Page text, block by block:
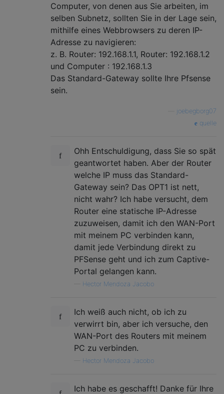
Computer, von denen aus Sie arbeiten, im
selben Subnetz, sollten Sie in der Lage sein,
mithilfe eines Webbrowsers zu deren IP-
Adresse zu navigieren:
z. B. Router: 192.168.1.1, Router: 192.168.1.2
und Computer : 192.168.1.3
Das Standard-Gateway sollte Ihre Pfsense
sein.
joebegborg07
quelle
Ohh Entschuldigung, dass Sie so spät
geantwortet haben. Aber der Router
welche IP muss das Standard-
Gateway sein? Das OPT1 ist nett,
nicht wahr? Ich habe versucht, dem
Router eine statische IP-Adresse
zuzuweisen, damit ich den WAN-Port
mit meinem PC verbinden kann,
damit jede Verbindung direkt zu
PFSense geht und ich zum Captive-
Portal gelangen kann.
Hector Mendoza Jacobo
Ich weiß auch nicht, ob ich zu
verwirrt bin, aber ich versuche, den
WAN-Port des Routers mit meinem
PC zu verbinden.
Hector Mendoza Jacobo
Ich habe es geschafft! Danke für Ihre